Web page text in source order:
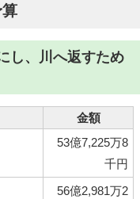
し、川へ返すため
金額
53億7,225万8
千円
56億2,981万2